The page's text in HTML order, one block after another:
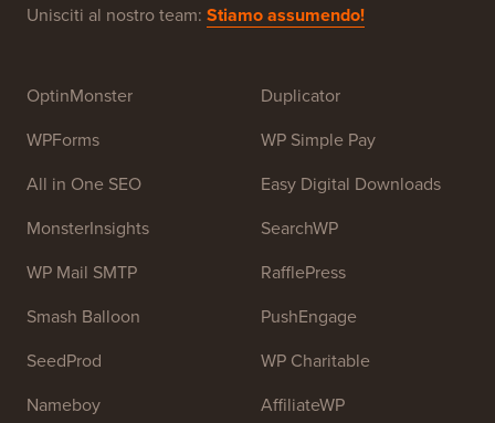
Unisciti al nostro team: Stiamo assumendo!
OptinMonster
WPForms
All in One SEO
MonsterInsights
WP Mail SMTP
Smash Balloon
SeedProd
Nameboy
Duplicator
WP Simple Pay
Easy Digital Downloads
SearchWP
RafflePress
PushEngage
WP Charitable
AffiliateWP